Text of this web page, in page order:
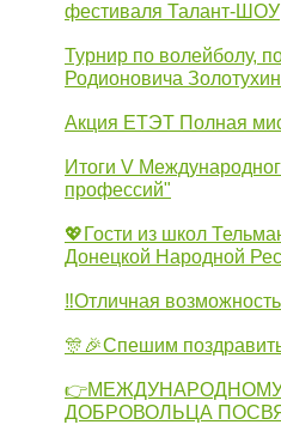
фестиваля Талант-ШОУ
Турнир по волейболу,
Родионовича
Акция ЕТЭТ Полная
Итоги V
профессий"
💖Гости из школ
Донецкой Народной
‼Отличная
🎊🎉Спешим
ДОБРОВОЛЬЦА